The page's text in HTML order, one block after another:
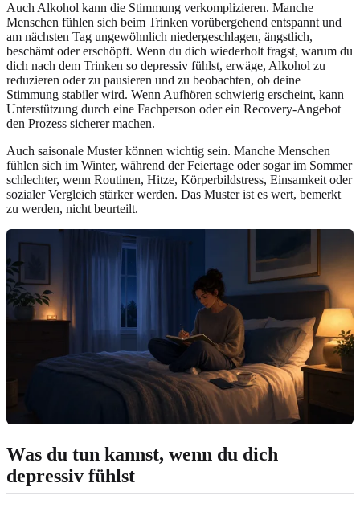
Auch Alkohol kann die Stimmung verkomplizieren. Manche
Menschen fühlen sich beim Trinken vorübergehend entspannt und
am nächsten Tag ungewöhnlich niedergeschlagen, ängstlich,
beschämt oder erschöpft. Wenn du dich wiederholt fragst, warum du
dich nach dem Trinken so depressiv fühlst, erwäge, Alkohol zu
reduzieren oder zu pausieren und zu beobachten, ob deine
Stimmung stabiler wird. Wenn Aufhören schwierig erscheint, kann
Unterstützung durch eine Fachperson oder ein Recovery-Angebot
den Prozess sicherer machen.
Auch saisonale Muster können wichtig sein. Manche Menschen
fühlen sich im Winter, während der Feiertage oder sogar im Sommer
schlechter, wenn Routinen, Hitze, Körperbildstress, Einsamkeit oder
sozialer Vergleich stärker werden. Das Muster ist es wert, bemerkt
zu werden, nicht beurteilt.
Was du tun kannst, wenn du dich
depressiv fühlst